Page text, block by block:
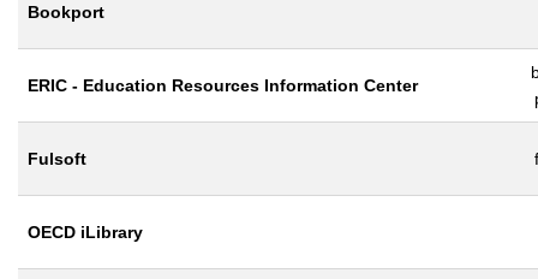
Bookport
ERIC - Education Resources Information Center
Fulsoft
OECD iLibrary